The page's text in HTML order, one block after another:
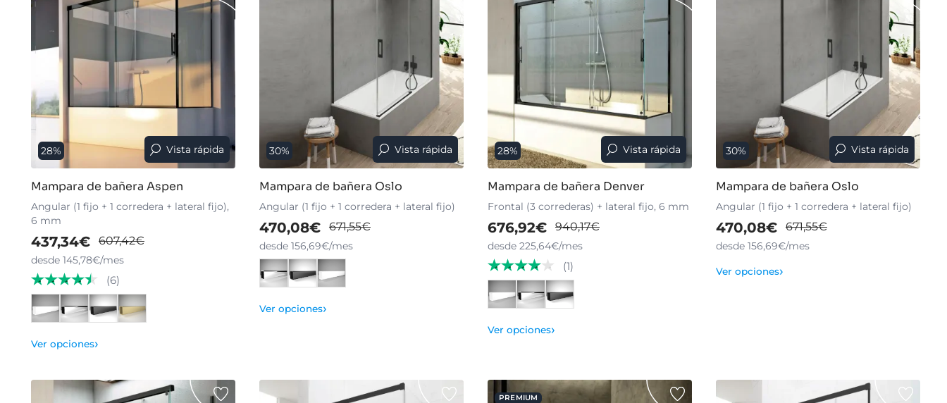
28% Vista rápida
Mampara de bañera Aspen
Angular (1 fijo + 1 corredera + lateral fijo),
6 mm
437,34€ 607,42€
desde 145,78€/mes
(6)
Ver opciones›
30% Vista rápida
Mampara de bañera Oslo
Angular (1 fijo + 1 corredera + lateral fijo)
470,08€ 671,55€
desde 156,69€/mes
Ver opciones›
28% Vista rápida
Mampara de bañera Denver
Frontal (3 correderas) + lateral fijo, 6 mm
676,92€ 940,17€
desde 225,64€/mes
(1)
Ver opciones›
30% Vista rápida
Mampara de bañera Oslo
Angular (1 fijo + 1 corredera + lateral fijo)
470,08€ 671,55€
desde 156,69€/mes
Ver opciones›
PREMIUM